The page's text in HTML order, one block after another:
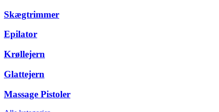
Skægtrimmer
Epilator
Krøllejern
Glattejern
Massage Pistoler